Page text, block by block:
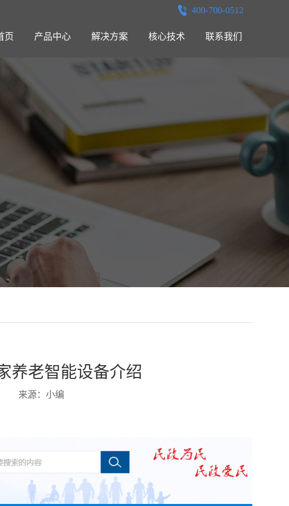
400-700-0512
页 产品中心 解决方案 核心技术 联系我们
养老智能设备介绍
来源：小编